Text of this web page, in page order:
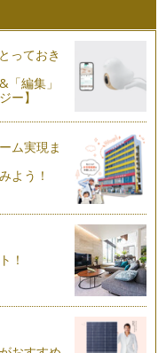
ます。これは誰もがそ
ますが、それはなぜで
インタビュー～
を助ける人」です。あ
…
マ・パパ・赤ちゃんの誰
ぼう！
恐怖を誰もが持ちます。
っておき
編集」
ー】
ム実現ま
よう！
！